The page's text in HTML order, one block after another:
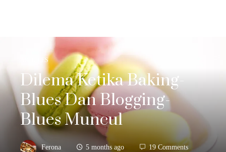
ARTICLES
Dilema Ketika Baking-
Blues Dan Blogging-
Blues Muncul
Ferona 5 months ago 19 Comments